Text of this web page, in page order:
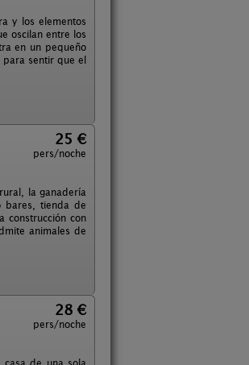
y los elementos
oscilan entre los
en un pequeño
para sentir que el
25 €
pers/noche
la ganadería
bares, tienda de
construcción con
animales de
28 €
pers/noche
de una sola